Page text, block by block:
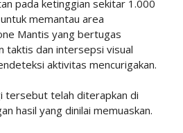
pada ketinggian sekitar 1.000
memantau area
Mantis yang bertugas
taktis dan intersepsi visual
aktivitas mencurigakan.
tersebut telah diterapkan di
hasil yang dinilai memuaskan.